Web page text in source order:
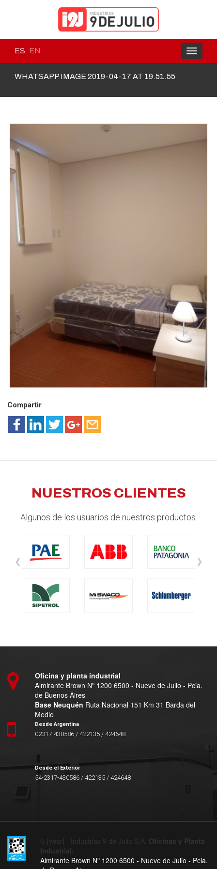
ES EN
Toggle
WHATSAPP IMAGE 2019-04-17 AT 19.51.55
Compartir
NUESTROS CLIENTES
Algunos de los usuarios de nuestros productos.
‹ ›
Oficina y planta industrial
Almirante Brown Nº 1200 6500 - Nueve de Julio - Pcia.
de Buenos Aires
Base Neuquén Ruta Nacional 151 Km 31 Barda del
Medio
Desde Argentina
02317-430586 / 422135 / 424648
Desde el Exterior
54-2317-430586 / 422135 / 424648
© [year] - Industrias 9 de Julio S.A. Oficinas y Planta
Industrial:
Almirante Brown Nº 1200 6500 - Nueve de Julio - Pcia.